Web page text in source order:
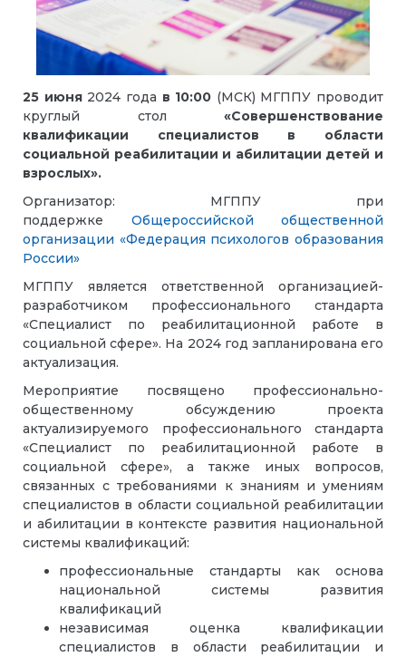
25 июня 2024 года в 10:00 (МСК) МГППУ проводит
круглый стол
«Совершенствование
квалификации специалистов в области
социальной реабилитации и абилитации детей и
взрослых».
Организатор: МГППУ при
поддержке
Общероссийской общественной
организации «Федерация психологов образования
России»
МГППУ является ответственной организацией-
разработчиком профессионального стандарта
«Специалист по реабилитационной работе в
социальной сфере». На 2024 год запланирована его
актуализация.
Мероприятие посвящено профессионально-
общественному обсуждению проекта
актуализируемого профессионального стандарта
«Специалист по реабилитационной работе в
социальной сфере», а также иных вопросов,
связанных с требованиями к знаниям и умениям
специалистов в области социальной реабилитации
и абилитации в контексте развития национальной
системы квалификаций:
профессиональные стандарты как основа
национальной системы развития
квалификаций
независимая оценка квалификации
специалистов в области реабилитации и